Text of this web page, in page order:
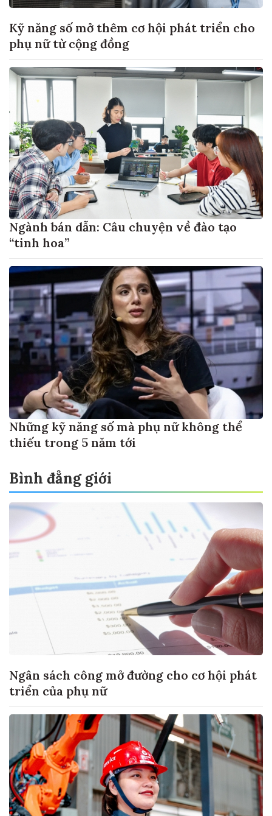
Kỹ năng số mở thêm cơ hội phát triển cho
phụ nữ từ cộng đồng
Ngành bán dẫn: Câu chuyện về đào tạo
“tinh hoa”
Những kỹ năng số mà phụ nữ không thể
thiếu trong 5 năm tới
Bình đẳng giới
Ngân sách công mở đường cho cơ hội phát
triển của phụ nữ